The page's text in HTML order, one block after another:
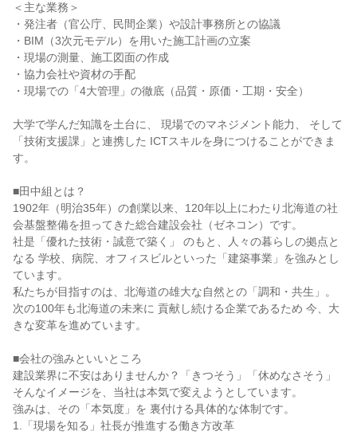
＜主な業務＞
・発注者（官公庁、民間企業）や設計事務所との協議
・BIM（3次元モデル）を用いた施工計画の立案
・現場の測量、施工図面の作成
・協力会社や資材の手配
・現場での「4大管理」の徹底（品質・原価・工期・安全）
大学で学んだ知識を土台に、 現場でのマネジメント能力、 そして
「技術支援課」と連携した ICTスキルを身につけることができま
す。
■田中組とは？
1902年（明治35年）の創業以来、120年以上にわたり北海道の社
会基盤整備を担ってきた総合建設会社（ゼネコン）です。
社是「優れた技術・誠意で築く」 のもと、人々の暮らしの拠点と
なる 学校、病院、オフィスビルといった「建築事業」を強みとし
ています。
私たちが目指すのは、北海道の雄大な自然との「調和・共生」。
次の100年も北海道の未来に 貢献し続ける企業であるため 今、大
きな変革を進めています。
■会社の強みといいところ
建設業界に不安はありませんか？「きつそう」「休めなさそう」
そんなイメージを、当社は本気で変えようとしています。
強みは、その「本気度」を 裏付ける具体的な体制です。
1.「現場を知る」社長が推進する働き方改革